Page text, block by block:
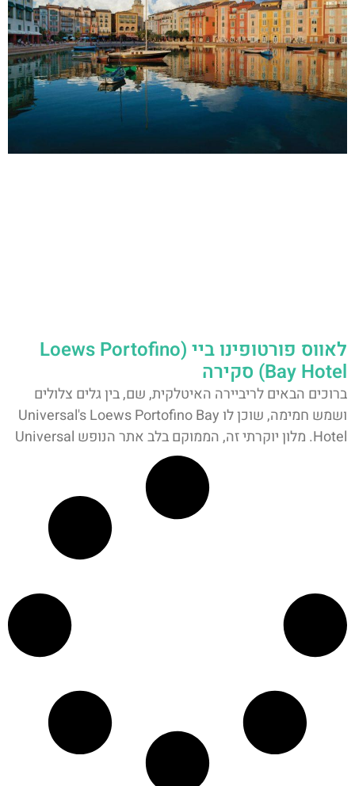
לאווס פורטופינו ביי (Loews Portofino
Bay Hotel) סקירה
ברוכים הבאים לריביירה האיטלקית, שם, בין גלים צלולים
ושמש חמימה, שוכן לו Universal's Loews Portofino Bay
Hotel. מלון יוקרתי זה, הממוקם בלב אתר הנופש Universal